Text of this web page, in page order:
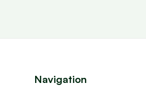
Navigation